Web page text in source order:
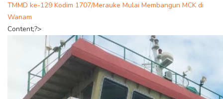
TMMD ke-129 Kodim 1707/Merauke Mulai Membangun MCK di
Wanam
Content;?>